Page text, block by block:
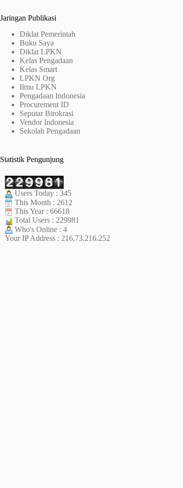
Jaringan Publikasi
Diklat Pemerintah
Buku Saya
Diklat LPKN
Kelas Pengadaan
Kelas Smart
LPKN Org
Ilmu LPKN
Pengadaan Indonesia
Procurement ID
Seputar Birokrasi
Vendor Indonesia
Sekolah Pengadaan
Statistik Pengunjung
Users Today : 345
This Month : 2612
This Year : 66618
Total Users : 229981
Who's Online : 4
Your IP Address : 216.73.216.252